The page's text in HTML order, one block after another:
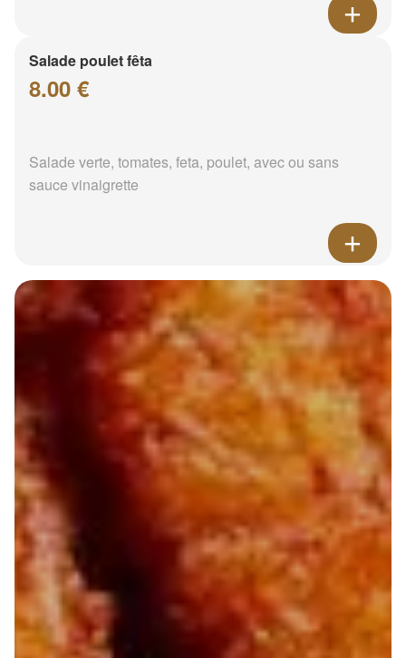
Salade poulet fêta
8.00 €
Salade verte, tomates, feta, poulet, avec ou sans
sauce vinaigrette